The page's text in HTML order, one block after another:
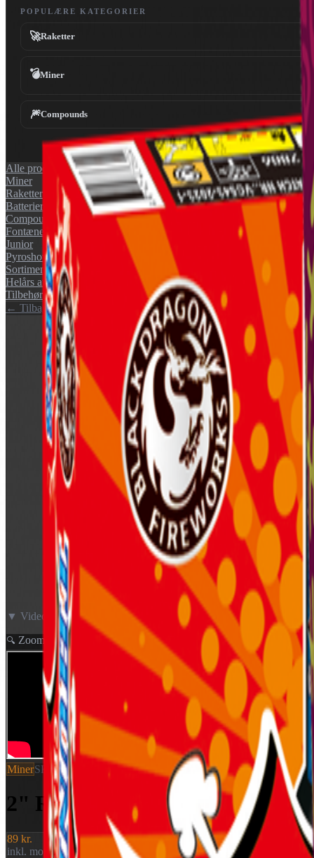
POPULÆRE KATEGORIER
🚀Raketter
💣Miner
🎆Compounds
Alle produkter
Miner
Raketter
Batterier
Compounds
Fontæner
Junior
Pyroshow
Sortimenter
Helårs artikler (F1)
Tilbehør
← Tilbage til katalog
▼ Video neden for
🔍 Zoom
MinerSKU: 1303
2" R.T.C. (Rotterdam Terror
89 kr.
inkl. moms